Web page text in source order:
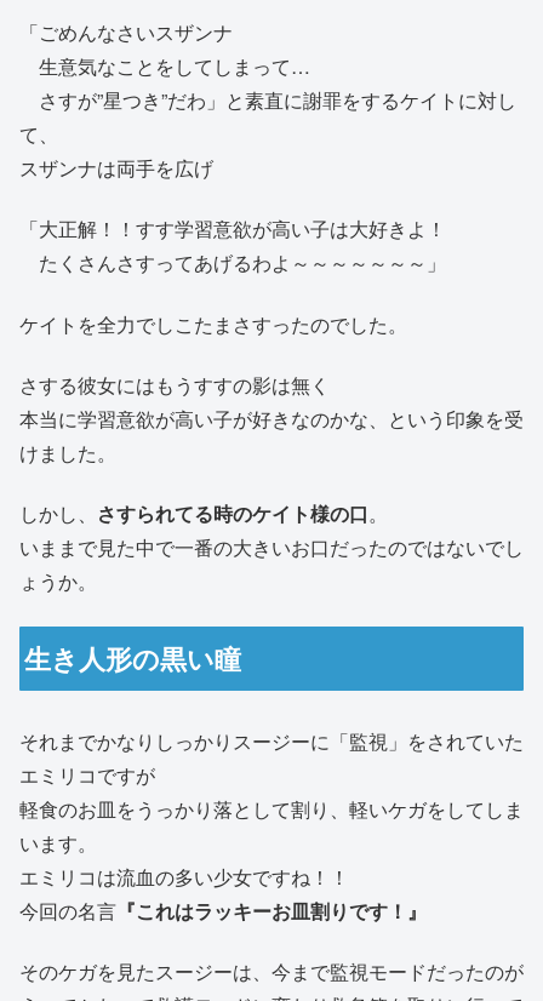
「ごめんなさいスザンナ
生意気なことをしてしまって…
さすが”星つき”だわ」と素直に謝罪をするケイトに対し
て、
スザンナは両手を広げ
「大正解！！すす学習意欲が高い子は大好きよ！
たくさんさすってあげるわよ～～～～～～～」
ケイトを全力でしこたまさすったのでした。
さする彼女にはもうすすの影は無く
本当に学習意欲が高い子が好きなのかな、という印象を受
けました。
しかし、 さすられてる時のケイト様の口。
いままで見た中で一番の大きいお口だったのではないでし
ょうか。
生き人形の黒い瞳
それまでかなりしっかりスージーに「監視」をされていた
エミリコですが
軽食のお皿をうっかり落として割り、軽いケガをしてしま
います。
エミリコは流血の多い少女ですね！！
今回の名言 『これはラッキーお皿割りです！』
そのケガを見たスージーは、今まで監視モードだったのが